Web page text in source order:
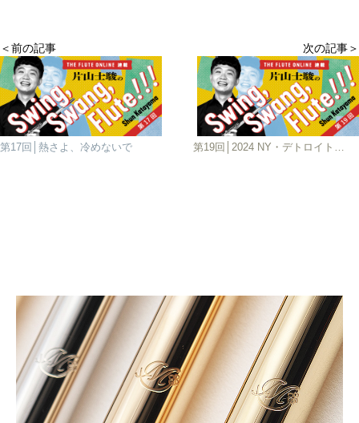
＜前の記事
第17回│熱さよ、冷めないで
次の記事＞
第19回│2024 NY・デトロイトの巻 中編